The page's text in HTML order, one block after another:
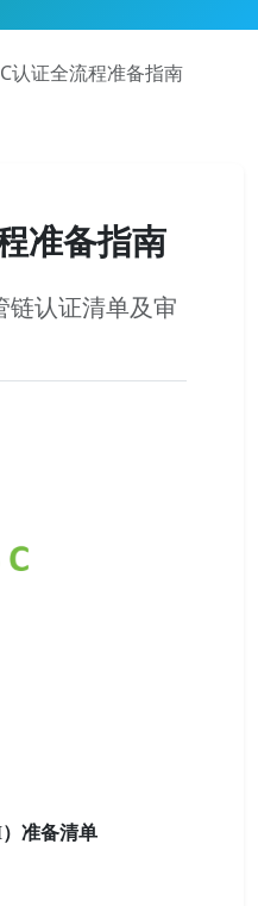
认证全流程准备指南
准备指南
链认证清单及审
准备清单